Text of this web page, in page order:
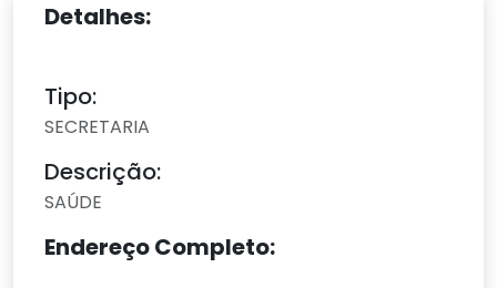
Detalhes:
Tipo:
SECRETARIA
Descrição:
SAÚDE
Endereço Completo: